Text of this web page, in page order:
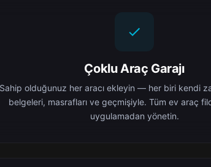
Çoklu Araç Garajı
Sahip olduğunuz her aracı ekleyin — her biri kendi
belgeleri, masrafları ve geçmişiyle. Tüm ev araç
uygulamadan yönetin.